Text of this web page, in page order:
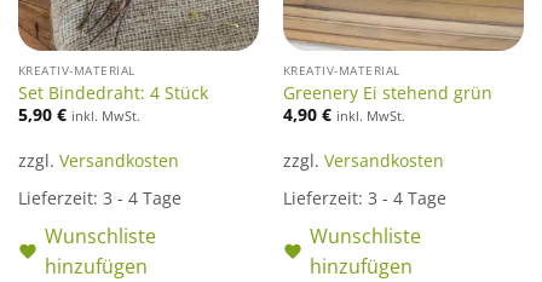
KREATIV-MATERIAL
Set Bindedraht: 4 Stück
5,90 € inkl. MwSt.
zzgl. Versandkosten
Lieferzeit: 3 - 4 Tage
Wunschliste
hinzufügen
KREATIV-MATERIAL
Greenery Ei stehend grün
4,90 € inkl. MwSt.
zzgl. Versandkosten
Lieferzeit: 3 - 4 Tage
Wunschliste
hinzufügen